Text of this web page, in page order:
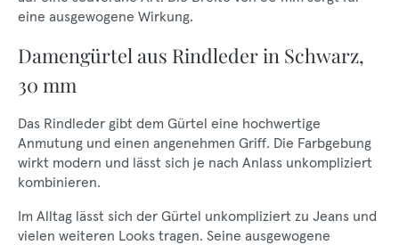
eine ausgewogene Wirkung.
Damengürtel aus Rindleder in Schwarz,
30 mm
Das Rindleder gibt dem Gürtel eine hochwertige
Anmutung und einen angenehmen Griff. Die Farbgebung
wirkt modern und lässt sich je nach Anlass unkompliziert
kombinieren.
Im Alltag lässt sich der Gürtel unkompliziert zu Jeans und
vielen weiteren Looks tragen. Seine ausgewogene